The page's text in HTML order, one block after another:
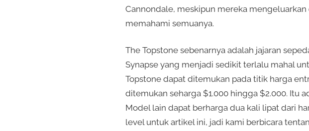
Cannondale, meskipun mereka
memahami semuanya.
The Topstone sebenarnya adalah jajaran
Synapse yang menjadi sedikit terlalu mahal
Topstone dapat ditemukan pada titik harga
ditemukan seharga $1.000 hingga $2.000. Itu
Model lain dapat berharga dua kali lipat dari
level untuk artikel ini, jadi kami berbicara